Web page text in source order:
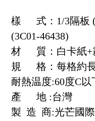
樣 式：1/3隔板 (
(3C01-46438)
材 質：白卡紙+
規 格：每格約長
耐熱温度:60度C以
產 地 :台灣
製 造 商:光芒國際